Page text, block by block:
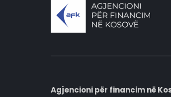
Agjencioni për financim në